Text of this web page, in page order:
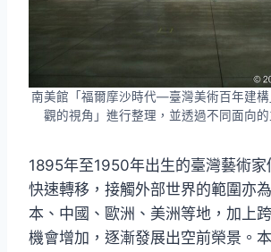
南美館「福爾摩沙時代—臺灣美術百年建
觀的視角」進行整理，並透過不同面向的
1895年至1950年出生的臺灣藝術家
快速轉移，接觸外部世界的範圍亦
本、中國、歐洲、美洲等地，加上
機會增加，逐漸發展出空前榮景。